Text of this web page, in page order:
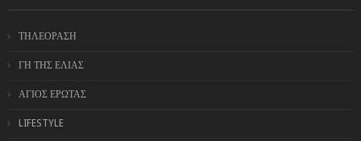
ΤΗΛΕΟΡΑΣΗ
ΓΗ ΤΗΣ ΕΛΙΑΣ
ΑΓΙΟΣ ΕΡΩΤΑΣ
LIFESTYLE